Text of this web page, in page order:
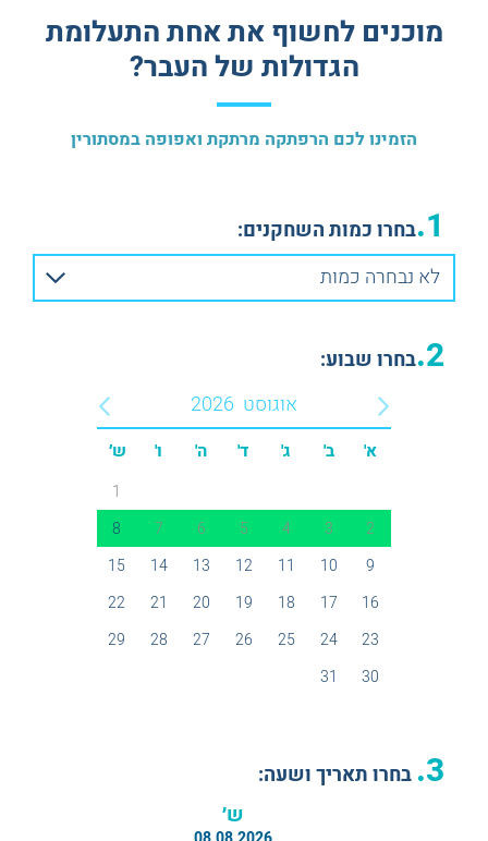
חדרי בריחה לדייט
חדרי בריחה לזוגות
מוכנים לחשוף את אחת התעלומת
הגדולות של העבר?
הזמינו לכם הרפתקה מרתקת ואפופה במסתורין
1. בחרו כמות השחקנים:
לא נבחרה כמות
2. בחרו שבוע:
אוגוסט 2026
א' ב' ג' ד' ה' ו' ש׳
1
2
3
4
5
6
7
8
9
10
11
12
13
14
15
16
17
18
19
20
21
22
23
24
25
26
27
28
29
30
31
3. בחרו תאריך ושעה:
ש׳